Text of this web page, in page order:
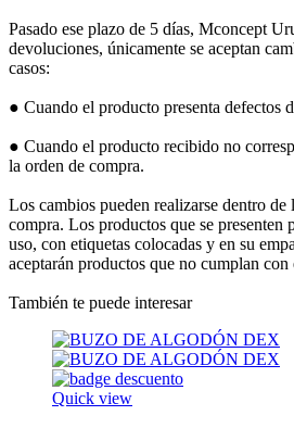
Pasado ese plazo de 5 días, Mconcept
devoluciones, únicamente se aceptan
casos:
● Cuando el producto presenta defectos
● Cuando el producto recibido no
la orden de compra.
Los cambios pueden realizarse dentro de
compra. Los productos que se presenten
uso, con etiquetas colocadas y en su
aceptarán productos que no cumplan con
También te puede interesar
Quick view